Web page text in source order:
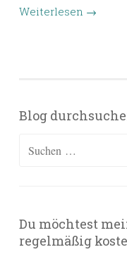
Weiterlesen →
Blog
Suchen
Du möchtest
regelmäßig